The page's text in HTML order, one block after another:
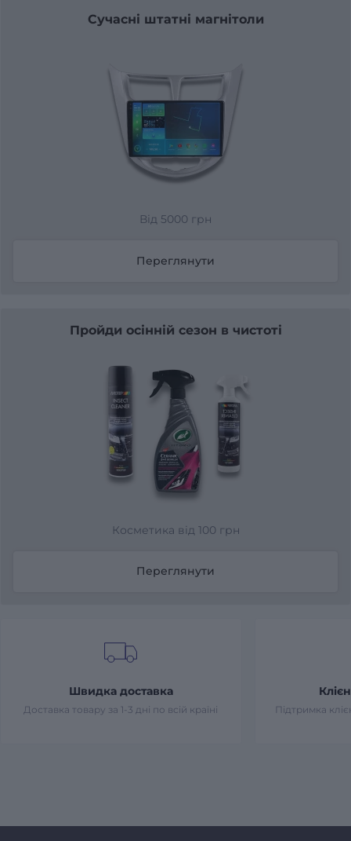
Сучасні штатні магнітоли
Від 5000 грн
Переглянути
Пройди осінній сезон в чистоті
Косметика від 100 грн
Переглянути
Швидка доставка
Доставка товару за 1-3 дні по всій країні Підтримка